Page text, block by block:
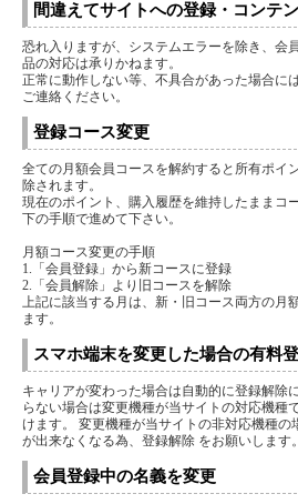
間違えてサイトへの登録・コンテ
恐れ入りますが、システムエラーを除き、会
品の対応は承りかねます。
正常に動作しない等、不具合があった場合に
ご連絡ください。
登録コース変更
全ての月額会員コースを解約すると所有ポイ
除されます。
現在のポイント、購入履歴を維持したままコ
下の手順で進めて下さい。
月額コース変更の手順
1.「会員登録」から新コースに登録
2.「会員解除」より旧コースを解除
上記に該当する月は、新・旧コース両方の月
ます。
スマホ端末を変更した場合の有料
キャリアが変わった場合は自動的に登録解除
らない場合は変更機種が当サイトの対応機種
けます。 変更機種が当サイトの非対応機種
が出来なくなる為、登録解除 をお願いします。
会員登録中の名義を変更